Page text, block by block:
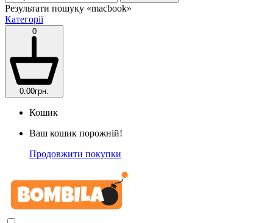
Результати пошуку «macbook»
Категорії
0
0.00грн.
Кошик
Ваш кошик порожній!
Продовжити покупки